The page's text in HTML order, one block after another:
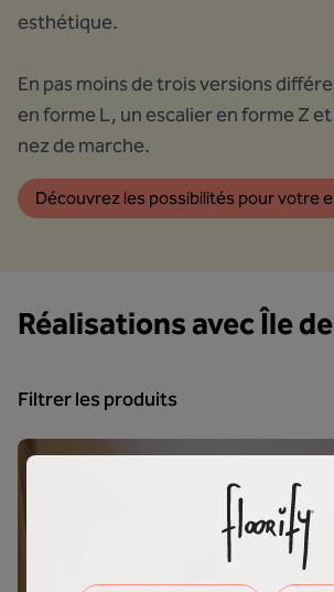
esthétique.
En pas moins de trois versions
en forme L, un escalier en forme Z
nez de marche.
Découvrez les possibilités pour votre
Réalisations avec Île
Filtrer les produits